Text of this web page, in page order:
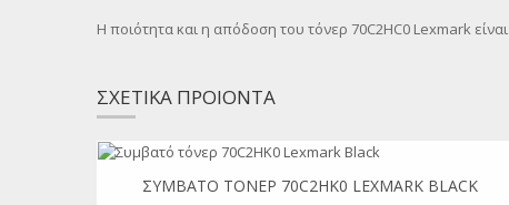
Η ποιότητα και η απόδοση του τόνερ 70C2HC0 Lexmark
ΣΧΕΤΙΚΑ ΠΡΟΙΟΝΤΑ
ΣΥΜΒΑΤΌ ΤΌΝΕΡ 70C2HK0 LEXMARK BLACK